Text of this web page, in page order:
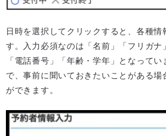
日時を選択してクリックすると、各種情
す。入力必須なのは「名前」「フリガナ
「電話番号」「年齢・学年」となって
で、事前に聞いておきたいことがある場
ができます。